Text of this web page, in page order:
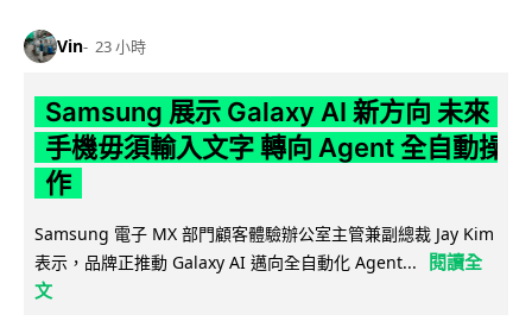
Vin 23 小時
Samsung 展示 Galaxy AI 新方向 未來
手機毋須輸入文字 轉向 Agent 全自動操
作
Samsung 電子 MX 部門顧客體驗辦公室主管兼副總裁 Jay Kim
表示，品牌正推動 Galaxy AI 邁向全自動化 Agent...
閱讀全
文